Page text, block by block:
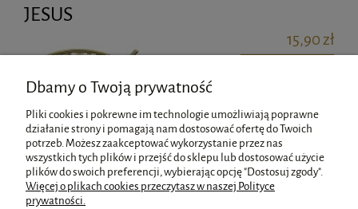
JESUS
15,90 zł
Pomoc
Dbamy o Twoją prywatność
Pliki cookies i pokrewne im technologie umożliwiają poprawne
działanie strony i pomagają nam dostosować ofertę do Twoich
potrzeb. Możesz zaakceptować wykorzystanie przez nas
wszystkich tych plików i przejść do sklepu lub dostosować użycie
plików do swoich preferencji, wybierając opcję "Dostosuj zgody".
Więcej o plikach cookies przeczytasz w naszej Polityce
prywatności.